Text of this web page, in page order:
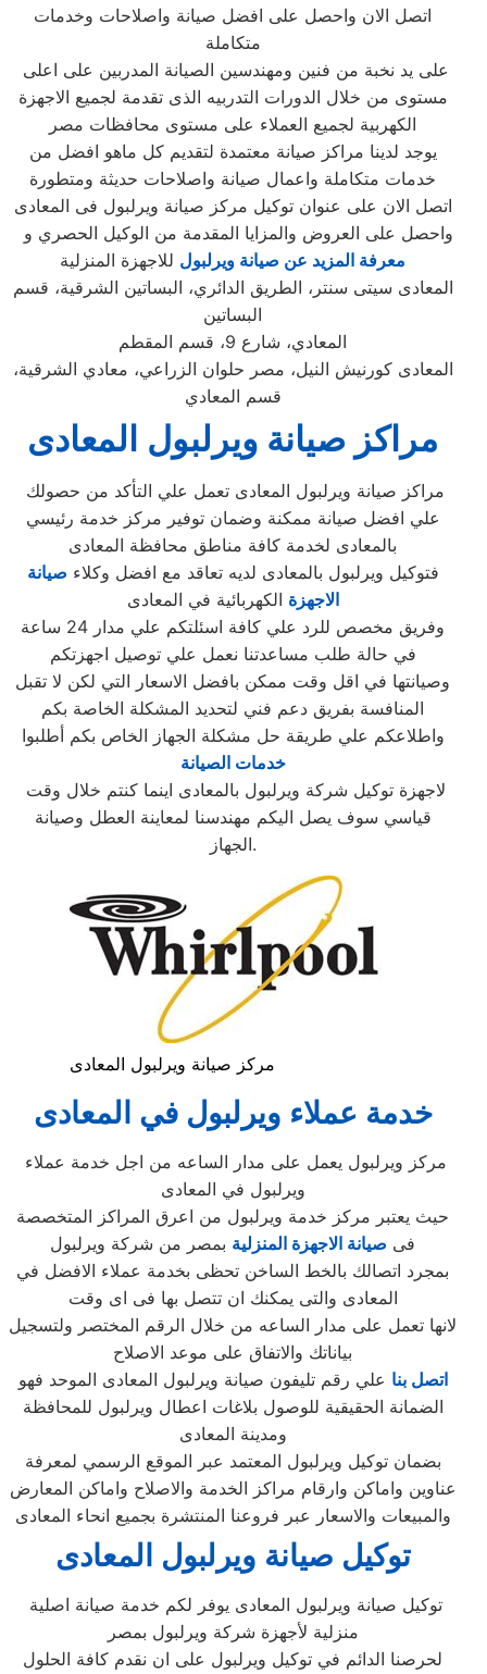
اتصل الان واحصل على افضل صيانة واصلاحات وخدمات
متكاملة
مستوى من خلال الدورات التدربيه الذى تقدمة لجميع الاجهزة
الكهربية لجميع العملاء على مستوى محافظات مصر
يوجد لدينا مراكز صيانة معتمدة لتقديم كل ماهو افضل من
خدمات متكاملة واعمال صيانة واصلاحات حديثة ومتطورة
اتصل الان على عنوان توكيل مركز صيانة ويرلبول فى المعادى
واحصل على العروض والمزايا المقدمة من الوكيل الحصري و
معرفة المزيد عن صيانة ويرلبول للاجهزة المنزلية
المعادى سيتى سنتر، الطريق الدائري، البساتين الشرقية، قسم
البساتين
المعادي، شارع 9، قسم المقطم
المعادى كورنيش النيل، مصر حلوان الزراعي، معادي الشرقية،
قسم المعادي
مراكز صيانة ويرلبول المعادى
علي افضل صيانة ممكنة وضمان توفير مركز خدمة رئيسي
بالمعادى لخدمة كافة مناطق محافظة المعادى
فتوكيل ويرلبول بالمعادى لديه تعاقد مع افضل وكلاء صيانة
الاجهزة الكهربائية في المعادى
وفريق مخصص للرد علي كافة اسئلتكم علي مدار 24 ساعة
في حالة طلب مساعدتنا نعمل علي توصيل اجهزتكم
وصيانتها في اقل وقت ممكن بافضل الاسعار التي لكن لا تقبل
المنافسة بفريق دعم فني لتحديد المشكلة الخاصة بكم
واطلاعكم علي طريقة حل مشكلة الجهاز الخاص بكم أطلبوا
خدمات الصيانة
قياسي سوف يصل اليكم مهندسنا لمعاينة العطل وصيانة
الجهاز.
مركز صيانة ويرلبول المعادى
خدمة عملاء ويرلبول في المعادى
ويرلبول في المعادى
حيث يعتبر مركز خدمة ويرلبول من اعرق المراكز المتخصصة
فى صيانة الاجهزة المنزلية بمصر من شركة ويرلبول
بمجرد اتصالك بالخط الساخن تحظى بخدمة عملاء الافضل في
المعادى والتى يمكنك ان تتصل بها فى اى وقت
لانها تعمل على مدار الساعه من خلال الرقم المختصر ولتسجيل
بياناتك والاتفاق على موعد الاصلاح
اتصل بنا علي رقم تليفون صيانة ويرلبول المعادى الموحد فهو
الضمانة الحقيقية للوصول بلاغات اعطال ويرلبول للمحافظة
ومدينة المعادى
بضمان توكيل ويرلبول المعتمد عبر الموقع الرسمي لمعرفة
عناوين واماكن وارقام مراكز الخدمة والاصلاح واماكن المعارض
والمبيعات والاسعار عبر فروعنا المنتشرة بجميع انحاء المعادى
توكيل صيانة ويرلبول المعادى
منزلية لأجهزة شركة ويرلبول بمصر
لحرصنا الدائم في توكيل ويرلبول على ان نقدم كافة الحلول